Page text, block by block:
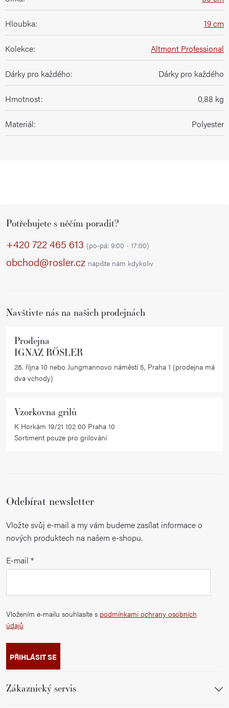
Hloubka: 19 cm
Kolekce: Altmont Professional
Dárky pro každého: Dárky pro každého
Hmotnost: 0,88 kg
Materiál: Polyester
Potřebujete s něčím poradit?
+420 722 465 613 (po-pá: 9:00 - 17:00)
obchod@rosler.cz napište nám kdykoliv
Navštivte nás na našich prodejnách
Prodejna
IGNAZ RÖSLER
28. října 10 nebo Jungmannovo náměstí 5, Praha 1 (prodejna má
dva vchody)
Vzorkovna grilů
K Horkám 19/21 102 00 Praha 10
Sortiment pouze pro grilování
Odebírat newsletter
Vložte svůj e-mail a my vám budeme zasílat informace o
nových produktech na našem e-shopu.
E-mail
Vložením e-mailu souhlasíte s podmínkami ochrany osobních
údajů
PŘIHLÁSIT SE
Zákaznický servis